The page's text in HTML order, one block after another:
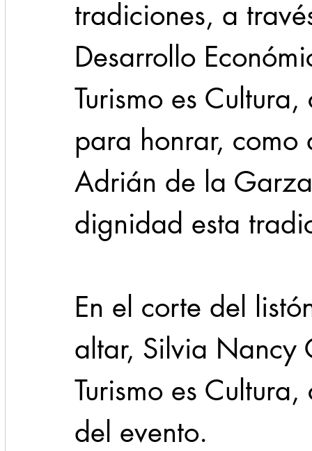
tradiciones, a
Desarrollo
Turismo es
para honrar,
Adrián de la
dignidad esta
En el corte del
altar, Silvia
Turismo es
del evento.